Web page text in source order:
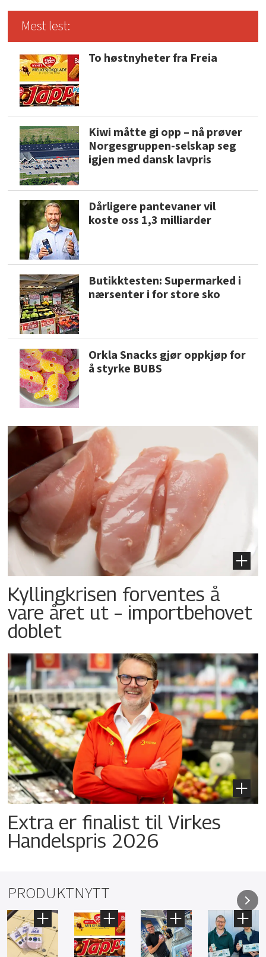
Mest lest:
To høstnyheter fra Freia
Kiwi måtte gi opp – nå prøver
Norgesgruppen-selskap seg
igjen med dansk lavpris
Dårligere pantevaner vil
koste oss 1,3 milliarder
Butikktesten: Supermarked i
nærsenter i for store sko
Orkla Snacks gjør oppkjøp for
å styrke BUBS
Kyllingkrisen forventes å
vare året ut – importbehovet
doblet
Extra er finalist til Virkes
Handelspris 2026
PRODUKTNYTT